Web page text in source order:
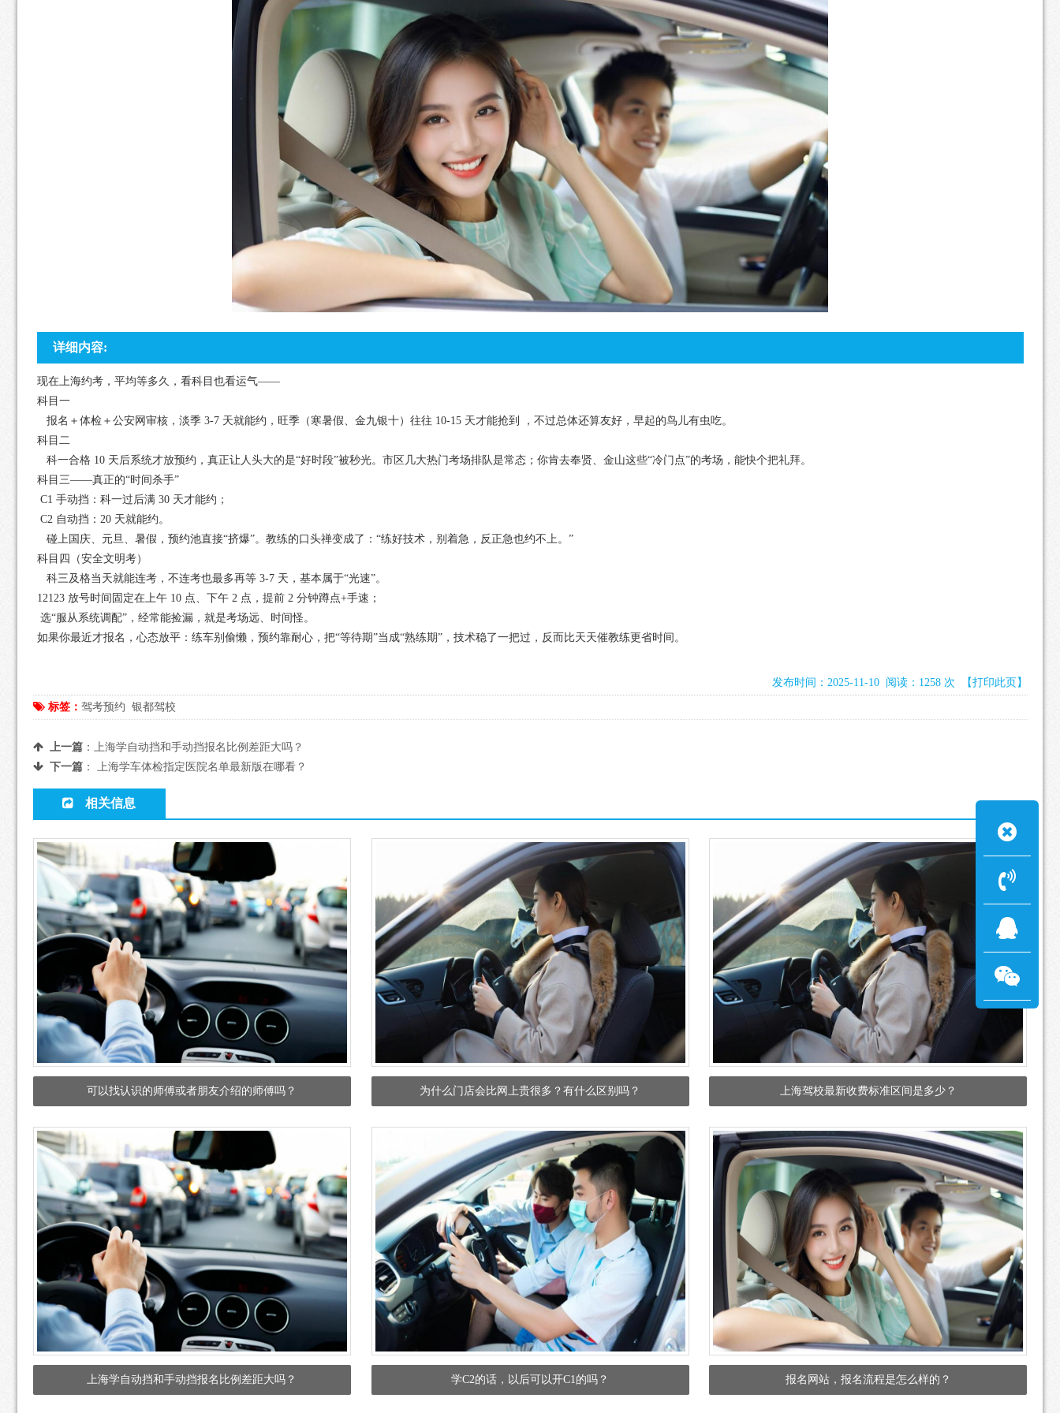
详细内容:
现在上海约考，平均等多久，看科目也看运气——
科目一
报名＋体检＋公安网审核，淡季 3-7 天就能约，旺季（寒暑假、金九银十）往往 10-15 天才能抢到 ，不过总体还算友好，早起的鸟儿有虫吃。
科目二
科一合格 10 天后系统才放预约，真正让人头大的是“好时段”被秒光。市区几大热门考场排队是常态；你肯去奉贤、金山这些“冷门点”的考场，能快个把礼拜。
科目三——真正的“时间杀手”
C1 手动挡：科一过后满 30 天才能约；
C2 自动挡：20 天就能约。
碰上国庆、元旦、暑假，预约池直接“挤爆”。教练的口头禅变成了：“练好技术，别着急，反正急也约不上。”
科目四（安全文明考）
科三及格当天就能连考，不连考也最多再等 3-7 天，基本属于“光速”。
12123 放号时间固定在上午 10 点、下午 2 点，提前 2 分钟蹲点+手速；
选“服从系统调配”，经常能捡漏，就是考场远、时间怪。
如果你最近才报名，心态放平：练车别偷懒，预约靠耐心，把“等待期”当成“熟练期”，技术稳了一把过，反而比天天催教练更省时间。
发布时间：2025-11-10 阅读：1258 次 【打印此页】
标签： 驾考预约 银都驾校
上一篇： 上海学自动挡和手动挡报名比例差距大吗？
下一篇： 上海学车体检指定医院名单最新版在哪看？
相关信息
可以找认识的师傅或者朋友介绍的师傅吗？ 为什么门店会比网上贵很多？有什么区别吗？ 上海驾校最新收费标准区间是多少？
上海学自动挡和手动挡报名比例差距大吗？ 学C2的话，以后可以开C1的吗？ 报名网站，报名流程是怎么样的？